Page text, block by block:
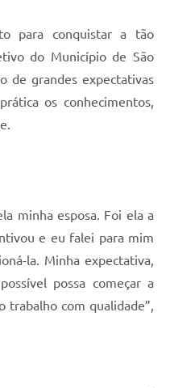
para conquistar a tão
do Município de São
de grandes expectativas
os conhecimentos,
minha esposa. Foi ela a
e eu falei para mim
la. Minha expectativa,
possa começar a
trabalho com qualidade”,